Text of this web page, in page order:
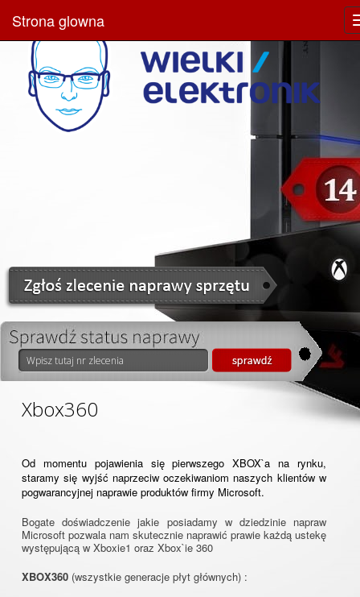
Xbox360
Od momentu pojawienia się pierwszego XBOX`a na rynku,
staramy się wyjść naprzeciw oczekiwaniom naszych klientów w
pogwarancyjnej naprawie produktów firmy Microsoft.
Bogate doświadczenie jakie posiadamy w dziedzinie napraw
Microsoft pozwala nam skutecznie naprawić prawie każdą ustekę
występującą w Xboxie1 oraz Xbox`ie 360
XBOX360 (wszystkie generacje płyt głównych) :
Strona glowna